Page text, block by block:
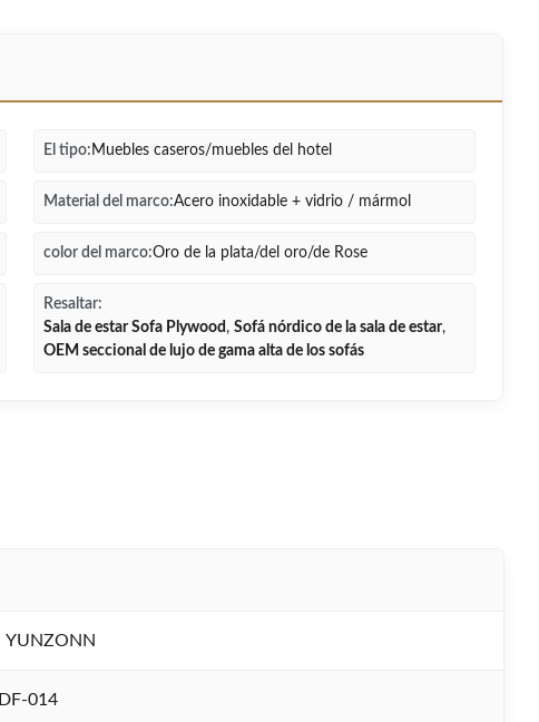
El tipo: Muebles caseros/muebles del hotel
Material del marco:Acero inoxidable + vidrio / mármol
color del marco:Oro de la plata/del oro/de Rose
Resaltar:
Sala de estar Sofa Plywood, Sofá nórdico de la sala de estar,
OEM seccional de lujo de gama alta de los sofás
YUNZONN
DF-014